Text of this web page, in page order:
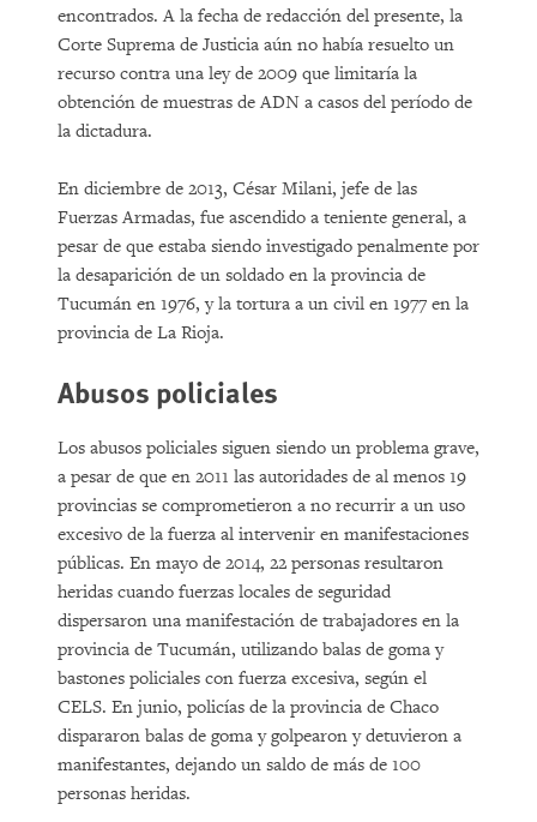
encontrados. A la fecha de redacción del presente, la
Corte Suprema de Justicia aún no había resuelto un
recurso contra una ley de 2009 que limitaría la
obtención de muestras de ADN a casos del período de
la dictadura.
En diciembre de 2013, César Milani, jefe de las
Fuerzas Armadas, fue ascendido a teniente general, a
pesar de que estaba siendo investigado penalmente por
la desaparición de un soldado en la provincia de
Tucumán en 1976, y la tortura a un civil en 1977 en la
provincia de La Rioja.
Abusos policiales
Los abusos policiales siguen siendo un problema grave,
a pesar de que en 2011 las autoridades de al menos 19
provincias se comprometieron a no recurrir a un uso
excesivo de la fuerza al intervenir en manifestaciones
públicas. En mayo de 2014, 22 personas resultaron
heridas cuando fuerzas locales de seguridad
dispersaron una manifestación de trabajadores en la
provincia de Tucumán, utilizando balas de goma y
bastones policiales con fuerza excesiva, según el
CELS. En junio, policías de la provincia de Chaco
dispararon balas de goma y golpearon y detuvieron a
manifestantes, dejando un saldo de más de 100
personas heridas.